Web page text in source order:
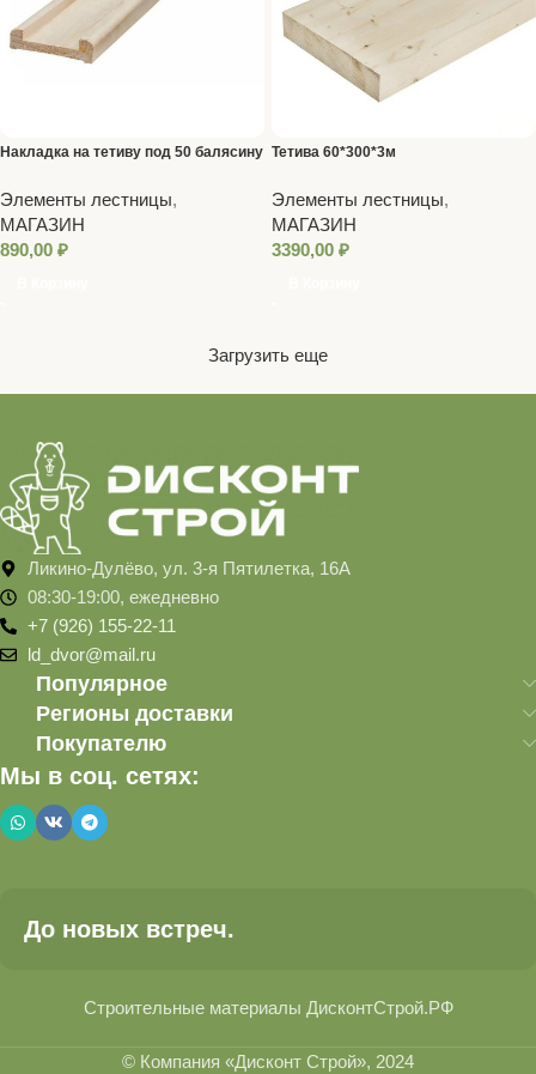
Накладка на тетиву под 50 балясину
Элементы лестницы,
МАГАЗИН
890,00 ₽
Тетива 60*300*3м
Элементы лестницы,
МАГАЗИН
3390,00 ₽
Загрузить еще
Ликино-Дулёво, ул. 3-я Пятилетка, 16А
08:30-19:00, ежедневно
+7 (926) 155-22-11
ld_dvor@mail.ru
Популярное
Регионы доставки
Покупателю
Мы в соц. сетях:
До новых встреч.
Строительные материалы ДисконтСтрой.РФ
© Компания «Дисконт Строй», 2024